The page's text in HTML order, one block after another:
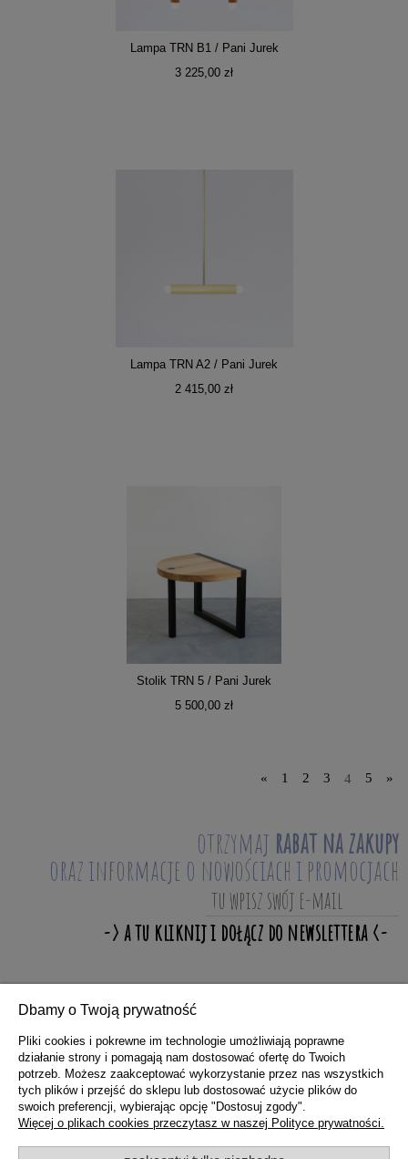
Lampa TRN B1 / Pani Jurek
3 225,00 zł
Lampa TRN A2 / Pani Jurek
2 415,00 zł
Stolik TRN 5 / Pani Jurek
5 500,00 zł
« 1 2 3 4 5 »
otrzymaj rabat na zakupy
oraz informacje o nowościach i promocjach
ZAKUPY
POMOC
Dbamy o Twoją prywatność
Pliki cookies i pokrewne im technologie umożliwiają poprawne
działanie strony i pomagają nam dostosować ofertę do Twoich
potrzeb. Możesz zaakceptować wykorzystanie przez nas wszystkich
tych plików i przejść do sklepu lub dostosować użycie plików do
swoich preferencji, wybierając opcję "Dostosuj zgody".
Więcej o plikach cookies przeczytasz w naszej Polityce prywatności.